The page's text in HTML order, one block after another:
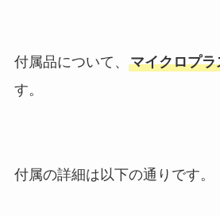
付属品について、 マイクロプ
す。
付属の詳細は以下の通りです。